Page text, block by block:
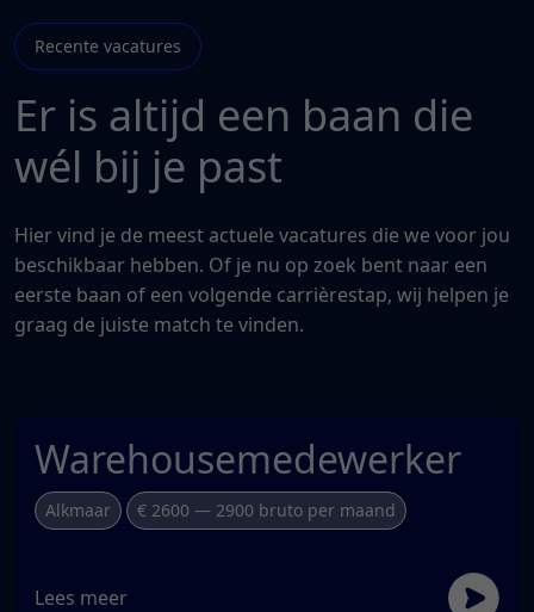
Recente vacatures
Er is altijd een baan die
wél bij je past
Hier vind je de meest actuele vacatures die we voor jou
beschikbaar hebben. Of je nu op zoek bent naar een
eerste baan of een volgende carrièrestap, wij helpen je
graag de juiste match te vinden.
Warehousemedewerker
Alkmaar € 2600 — 2900 bruto per maand
Lees meer